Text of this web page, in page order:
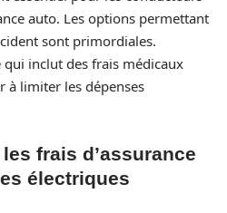
auto. Les options permettant
sont primordiales.
inclut des frais médicaux
à limiter les dépenses
frais d’assurance
électriques